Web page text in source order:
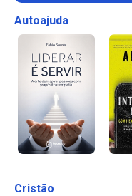
Autoajuda
Cristão